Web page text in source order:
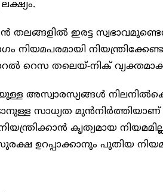
ഇരട്ട
റെസ തലെയ്-നിക്
അസ്വാരസ്യങ്ങൾ
സാധ്യത മുൻനിർത്തിയാണ്
കൃത്യമായ
ഉറപ്പാക്കാനും പുതിയ